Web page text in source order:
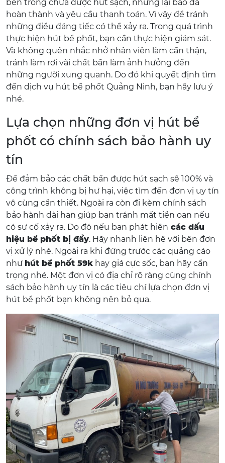
bên trong chưa được hút sạch, nhưng lại báo đã
hoàn thành và yêu cầu thanh toán. Vì vậy để tránh
những điều đáng tiếc có thể xảy ra. Trong quá trình
thực hiện hút bể phốt, bạn cần thực hiện giám sát.
Và không quên nhắc nhở nhân viên làm cẩn thận,
tránh làm rơi vãi chất bẩn làm ảnh hưởng đến
những người xung quanh. Do đó khi quyết định tìm
đến dịch vụ hút bể phốt Quảng Ninh, bạn hãy lưu ý
nhé.
Lựa chọn những đơn vị hút bể
phốt có chính sách bảo hành uy
tín
Để đảm bảo các chất bẩn được hút sạch sẽ 100% và
công trình không bị hư hại, việc tìm đến đơn vị uy tín
vô cùng cần thiết. Ngoài ra còn đi kèm chính sách
bảo hành dài hạn giúp bạn tránh mất tiền oan nếu
có sự cố xảy ra. Do đó nếu bạn phát hiện các dấu
hiệu bể phốt bị đầy. Hãy nhanh liên hệ với bên đơn
vị xử lý nhé. Ngoài ra khi đứng trước các quảng cáo
như hút bể phốt 59k hay giá cực sốc, bạn hãy cẩn
trọng nhé. Một đơn vị có địa chỉ rõ ràng cùng chính
sách bảo hành uy tín là các tiêu chí lựa chọn đơn vị
hút bể phốt bạn không nên bỏ qua.